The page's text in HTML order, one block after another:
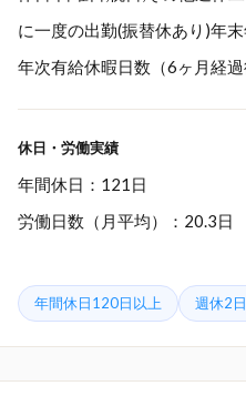
に一度の出勤(振替休あり)年
年次有給休暇日数（6ヶ月経
休日・労働実績
年間休日：121日
労働日数（月平均）：20.3日
年間休日120日以上 週休2